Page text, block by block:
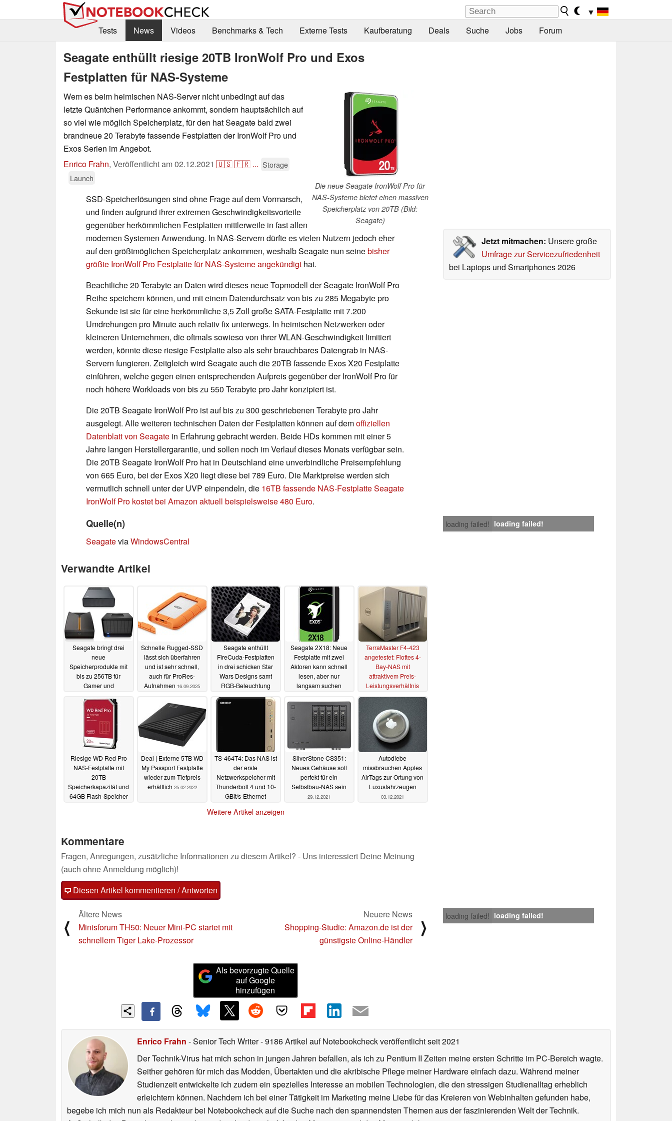
▼
Tests
News Videos Benchmarks & Tech Externe Tests Kaufberatung Deals Suche Jobs Forum
Seagate enthüllt riesige 20TB IronWolf Pro und Exos
Festplatten für NAS-Systeme
Die neue Seagate IronWolf Pro für
NAS-Systeme bietet einen massiven
Speicherplatz von 20TB (Bild:
Seagate)
Wem es beim heimischen NAS-Server nicht unbedingt auf das
letzte Quäntchen Performance ankommt, sondern hauptsächlich auf
so viel wie möglich Speicherplatz, für den hat Seagate bald zwei
brandneue 20 Terabyte fassende Festplatten der IronWolf Pro und
Exos Serien im Angebot.
Enrico Frahn, Veröffentlicht am02.12.2021 🇺🇸🇫🇷 ... Storage
Launch
Jetzt mitmachen: Unsere große
Umfrage zur Servicezufriedenheit
bei Laptops und Smartphones 2026
SSD-Speicherlösungen sind ohne Frage auf dem Vormarsch,
und finden aufgrund ihrer extremen Geschwindigkeitsvorteile
gegenüber herkömmlichen Festplatten mittlerweile in fast allen
modernen Systemen Anwendung. In NAS-Servern dürfte es vielen Nutzern jedoch eher
auf den größtmöglichen Speicherplatz ankommen, weshalb Seagate nun seinebisher
größte IronWolf Pro Festplatte für NAS-Systeme angekündigt hat.
Beachtliche 20 Terabyte an Daten wird dieses neue Topmodell der Seagate IronWolf Pro
Reihe speichern können, und mit einem Datendurchsatz von bis zu 285 Megabyte pro
Sekunde ist sie für eine herkömmliche 3,5 Zoll große SATA-Festplatte mit 7.200
Umdrehungen pro Minute auch relativ fix unterwegs. In heimischen Netzwerken oder
kleineren Unternehmen, die oftmals sowieso von ihrer WLAN-Geschwindigkeit limitiert
werden, könnte diese riesige Festplatte also als sehr brauchbares Datengrab in NAS-
Servern fungieren. Zeitgleich wird Seagate auch die 20TB fassende Exos X20 Festplatte
einführen, welche gegen einen entsprechenden Aufpreis gegenüber der IronWolf Pro für
noch höhere Workloads von bis zu 550 Terabyte pro Jahr konzipiert ist.
Die 20TB Seagate IronWolf Pro ist auf bis zu 300 geschriebenen Terabyte pro Jahr
ausgelegt. Alle weiteren technischen Daten der Festplatten können auf demoffiziellen
Datenblatt von Seagate in Erfahrung gebracht werden. Beide HDs kommen mit einer 5
Jahre langen Herstellergarantie, und sollen noch im Verlauf dieses Monats verfügbar sein.
Die 20TB Seagate IronWolf Pro hat in Deutschland eine unverbindliche Preisempfehlung
von 665 Euro, bei der Exos X20 liegt diese bei 789 Euro. Die Marktpreise werden sich
vermutlich schnell unter der UVP einpendeln, die 16TB fassende NAS-Festplatte Seagate
IronWolf Pro kostet bei Amazon aktuell beispielsweise 480 Euro.
loading failed! loading failed!
Quelle(n)
SeagateviaWindowsCentral
Verwandte Artikel
Seagate bringt drei
neue
Speicherprodukte mit
bis zu 256TB für
Gamer und
Schnelle Rugged-SSD
lässt sich überfahren
und ist sehr schnell,
auch für ProRes-
Aufnahmen 16.09.2025
Seagate enthüllt
FireCuda-Festplatten
in drei schicken Star
Wars Designs samt
RGB-Beleuchtung
22.11.2022
Seagate 2X18: Neue
Festplatte mit zwei
Aktoren kann schnell
lesen, aber nur
langsam suchen
TerraMaster F4-423
angetestet: Flottes 4-
Bay-NAS mit
attraktivem Preis-
Leistungsverhältnis
08.07.2022
Riesige WD Red Pro
NAS-Festplatte mit
20TB
Speicherkapazität und
64GB Flash-Speicher
Deal | Externe 5TB WD
My Passport Festplatte
wieder zum Tiefpreis
erhältlich 25.02.2022
TS-464T4: Das NAS ist
der erste
Netzwerkspeicher mit
Thunderbolt 4 und 10-
GBit/s-Ethernet
SilverStone CS351:
Neues Gehäuse soll
perfekt für ein
Selbstbau-NAS sein
29.12.2021
Autodiebe
missbrauchen Apples
AirTags zur Ortung von
Luxusfahrzeugen
03.12.2021
Weitere Artikel anzeigen
Kommentare
Fragen, Anregungen, zusätzliche Informationen zu diesem Artikel? - Uns interessiert Deine Meinung
(auch ohne Anmeldung möglich)!
Diesen Artikel kommentieren / Antworten
loading failed! loading failed!
⟨
Ältere News
Minisforum TH50: Neuer Mini-PC startet mit
schnellem Tiger Lake-Prozessor
Neuere News
Shopping-Studie: Amazon.de ist der
günstigste Online-Händler
⟩
Als bevorzugte Quelle
auf Google
hinzufügen
Enrico Frahn - Senior Tech Writer- 9186 Artikel auf Notebookcheck veröffentlichtseit 2021
Der Technik-Virus hat mich schon in jungen Jahren befallen, als ich zu Pentium II Zeiten meine ersten Schritte im PC-Bereich wagte.
Seither gehören für mich das Modden, Übertakten und die akribische Pflege meiner Hardware einfach dazu. Während meiner
Studienzeit entwickelte ich zudem ein spezielles Interesse an mobilen Technologien, die den stressigen Studienalltag erheblich
erleichtern können. Nachdem ich bei einer Tätigkeit im Marketing meine Liebe für das Kreieren von Webinhalten gefunden habe,
begebe ich mich nun als Redakteur bei Notebookcheck auf die Suche nach den spannendsten Themen aus der faszinierenden Welt der Technik.